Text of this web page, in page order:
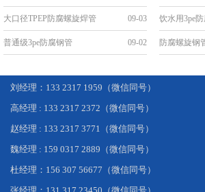
大口径TPEP防腐螺旋焊管 09-03 饮水用3pe
普通级3pe防腐钢管 09-02 防腐螺旋钢
刘经理：133 2317 1959（微信同号）
高经理 : 133 2317 2372（微信同号）
赵经理 : 133 2317 3771（微信同号）
魏经理 : 159 0317 2889（微信同号）
杜经理：156 307 56677（微信同号）